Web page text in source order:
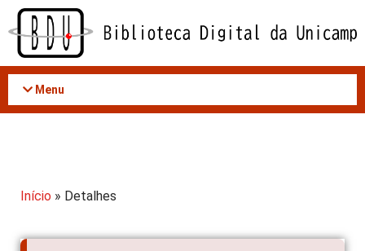
Acessar
conteúdo
Menu
Início » Detalhes